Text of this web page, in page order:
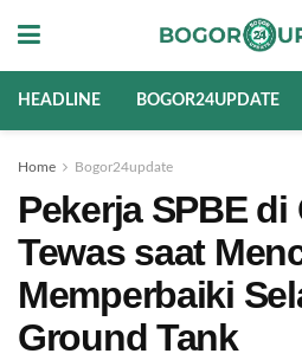
HEADLINE BOGOR24UPDATE
Home Bogor24update
Pekerja SPBE di
Tewas saat
Memperbaiki
Ground Tank